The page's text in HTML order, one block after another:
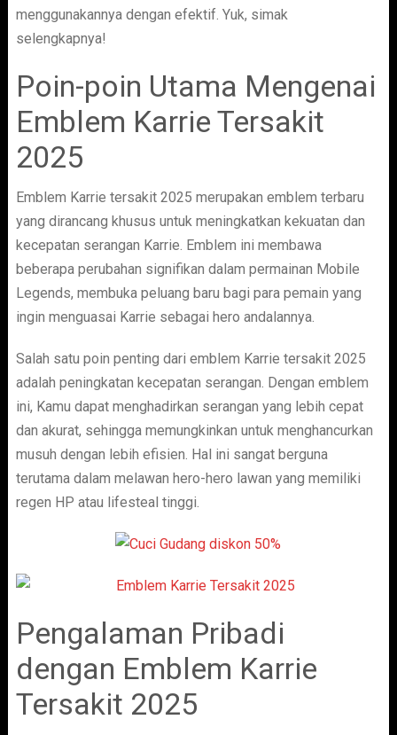
menggunakannya dengan efektif. Yuk, simak
selengkapnya!
Poin-poin Utama Mengenai
Emblem Karrie Tersakit
2025
Emblem Karrie tersakit 2025 merupakan emblem terbaru
yang dirancang khusus untuk meningkatkan kekuatan dan
kecepatan serangan Karrie. Emblem ini membawa
beberapa perubahan signifikan dalam permainan Mobile
Legends, membuka peluang baru bagi para pemain yang
ingin menguasai Karrie sebagai hero andalannya.
Salah satu poin penting dari emblem Karrie tersakit 2025
adalah peningkatan kecepatan serangan. Dengan emblem
ini, Kamu dapat menghadirkan serangan yang lebih cepat
dan akurat, sehingga memungkinkan untuk menghancurkan
musuh dengan lebih efisien. Hal ini sangat berguna
terutama dalam melawan hero-hero lawan yang memiliki
regen HP atau lifesteal tinggi.
Pengalaman Pribadi
dengan Emblem Karrie
Tersakit 2025